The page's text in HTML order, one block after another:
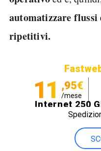
automatizzare flussi
ripetitivi.
11 ,95€
/mese
Internet 250
Minuti